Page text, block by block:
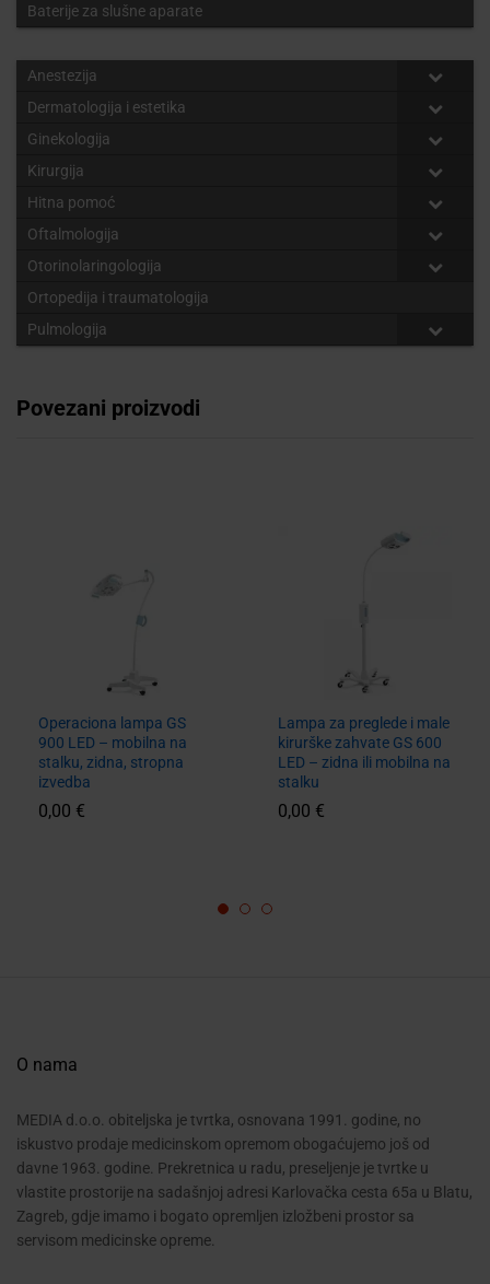
Baterije za slušne aparate
Anestezija
Dermatologija i estetika
Ginekologija
Kirurgija
Hitna pomoć
Oftalmologija
Otorinolaringologija
Ortopedija i traumatologija
Pulmologija
Povezani proizvodi
Operaciona lampa GS
900 LED – mobilna na
stalku, zidna, stropna
izvedba
0,00 €
Lampa za preglede i male
kirurške zahvate GS 600
LED – zidna ili mobilna na
stalku
0,00 €
O nama
MEDIA d.o.o. obiteljska je tvrtka, osnovana 1991. godine, no
iskustvo prodaje medicinskom opremom obogaćujemo još od
davne 1963. godine. Prekretnica u radu, preseljenje je tvrtke u
vlastite prostorije na sadašnjoj adresi Karlovačka cesta 65a u Blatu,
Zagreb, gdje imamo i bogato opremljen izložbeni prostor sa
servisom medicinske opreme.